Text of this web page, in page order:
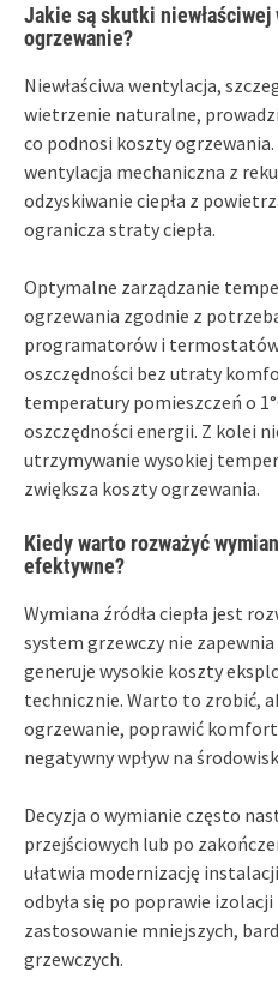
Jakie są skutki
ogrzewanie?
Niewłaściwa wentylacja,
wietrzenie naturalne,
co podnosi koszty
wentylacja mechaniczna z
odzyskiwanie ciepła z
ogranicza straty ciepła.
Optymalne zarządzanie
ogrzewania zgodnie z
programatorów i
oszczędności bez utraty
temperatury pomieszczeń o
oszczędności energii. Z kolei
utrzymywanie wysokiej
zwiększa koszty ogrzewania.
Kiedy warto rozważyć
efektywne?
Wymiana źródła ciepła jest
system grzewczy nie
generuje wysokie koszty
technicznie. Warto to zrobić,
ogrzewanie, poprawić
negatywny wpływ na
Decyzja o wymianie często
przejściowych lub po
ułatwia modernizację
odbyła się po poprawie
zastosowanie mniejszych,
grzewczych.